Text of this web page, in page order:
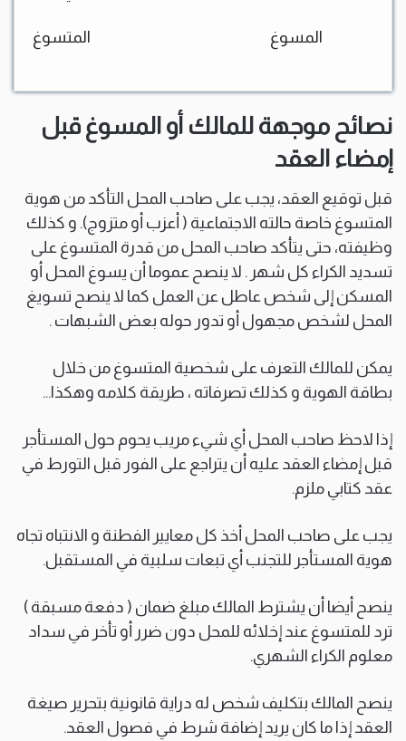
المسوغ المتسوغ
نصائح موجهة للمالك أو المسوغ قبل
إمضاء العقد
قبل توقيع العقد، يجب على صاحب المحل التأكد من هوية
المتسوغ خاصة حالته الاجتماعية ( أعزب أو متزوج). و كذلك
وظيفته، حتى يتأكد صاحب المحل من قدرة المتسوغ على
تسديد الكراء كل شهر . لا ينصح عموما أن يسوغ المحل أو
المسكن إلى شخص عاطل عن العمل كما لا ينصح تسويغ
المحل لشخص مجهول أو تدور حوله بعض الشبهات .
يمكن للمالك التعرف على شخصية المتسوغ من خلال
بطاقة الهوية و كذلك تصرفاته ، طريقة كلامه وهكذا…
إذا لاحظ صاحب المحل أي شيء مريب يحوم حول المستأجر
قبل إمضاء العقد عليه أن يتراجع على الفور قبل التورط في
عقد كتابي ملزم.
يجب على صاحب المحل أخذ كل معايير الفطنة و الانتباه تجاه
هوية المستأجر للتجنب أي تبعات سلبية في المستقبل.
ينصح أيضا أن يشترط المالك مبلغ ضمان ( دفعة مسبقة )
ترد للمتسوغ عند إخلائه للمحل دون ضرر أو تأخر في سداد
معلوم الكراء الشهري.
ينصح المالك بتكليف شخص له دراية قانونية بتحرير صيغة
العقد إذا ما كان يريد إضافة شرط في فصول العقد.